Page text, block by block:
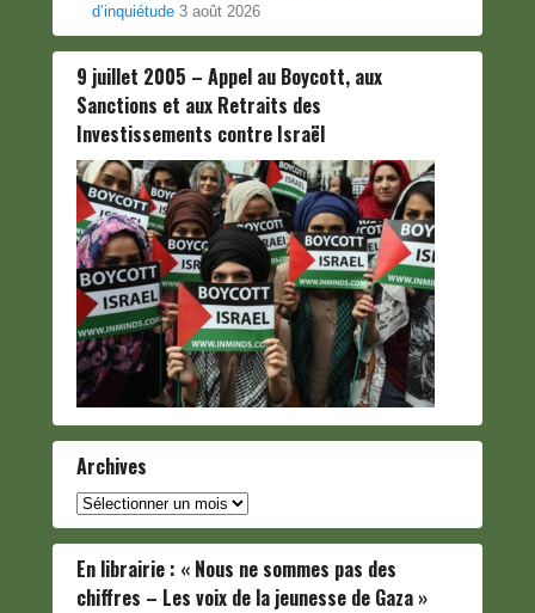
d’inquiétude 3 août 2026
9 juillet 2005 – Appel au Boycott, aux
Sanctions et aux Retraits des
Investissements contre Israël
Archives
Archives
En librairie : « Nous ne sommes pas des
chiffres – Les voix de la jeunesse de Gaza »